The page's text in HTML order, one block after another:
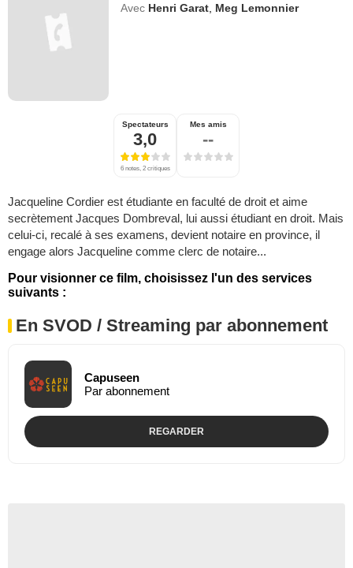
Avec Henri Garat Meg Lemonnier
Spectateurs
3,0
6 notes, 2 critiques
Mes amis
--
Jacqueline Cordier est étudiante en faculté de droit et aime
secrètement Jacques Dombreval, lui aussi étudiant en droit. Mais
celui-ci, recalé à ses examens, devient notaire en province, il
engage alors Jacqueline comme clerc de notaire...
Pour visionner ce film, choisissez l'un des services
suivants :
En SVOD / Streaming par abonnement
Capuseen
Par abonnement
REGARDER